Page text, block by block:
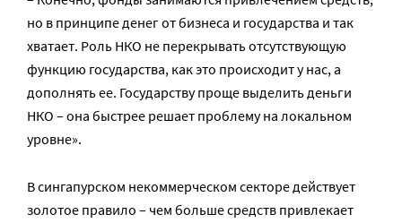
но в принципе денег от бизнеса и государства и так
хватает. Роль НКО не перекрывать отсутствующую
функцию государства, как это происходит у нас, а
дополнять ее. Государству проще выделить деньги
НКО – она быстрее решает проблему на локальном
уровне».
В сингапурском некоммерческом секторе действует
золотое правило – чем больше средств привлекает